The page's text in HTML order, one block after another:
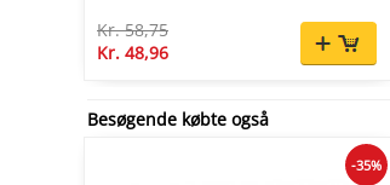
Kr. 58,75
Kr. 48,96
Besøgende købte også
-35%